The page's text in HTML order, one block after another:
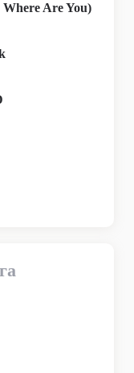
Are You)